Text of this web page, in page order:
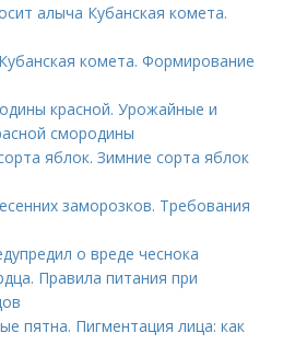
алыча Кубанская комета.
комета. Формирование
красной. Урожайные и
смородины
яблок. Зимние сорта яблок
заморозков. Требования
о вреде чеснока
Правила питания при
пятна. Пигментация лица: как